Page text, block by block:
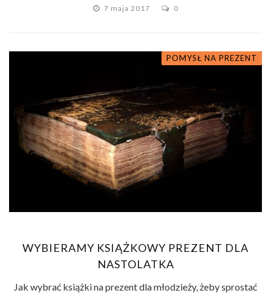
7 maja 2017
0
POMYSŁ NA PREZENT
WYBIERAMY KSIĄŻKOWY PREZENT DLA
NASTOLATKA
Jak wybrać książki na prezent dla młodzieży, żeby sprostać